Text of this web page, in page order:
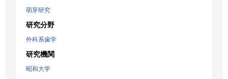
萌芽研究
研究分野
外科系歯学
研究機関
昭和大学